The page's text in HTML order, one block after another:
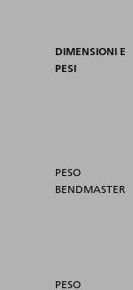
DIMENSIONI E
PESI
PESO
BENDMASTER
PESO